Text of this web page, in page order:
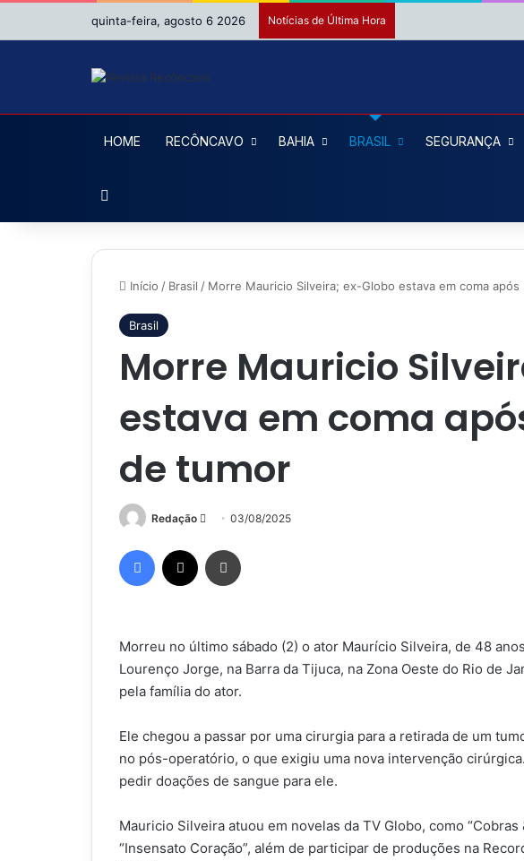
quinta-feira, agosto 6 2026 Notícias de Última Hora
HOME RECÔNCAVO BAHIA BRASIL SEGURANÇA
Início / Brasil / Morre Mauricio Silveira; ex-Globo estava em coma
Brasil
Morre Mauricio
estava em coma
de tumor
Redação
Mande
e-
mail
03/08/2025
Facebook
Morreu no último sábado (2) o ator Maurício Silveira, de 48
Lourenço Jorge, na Barra da Tijuca, na Zona Oeste do Rio de
pela família do ator.
Ele chegou a passar por uma cirurgia para a retirada de um
no pós-operatório, o que exigiu uma nova intervenção
pedir doações de sangue para ele.
Mauricio Silveira atuou em novelas da TV Globo, como “Cobras
“Insensato Coração”, além de participar de produções na